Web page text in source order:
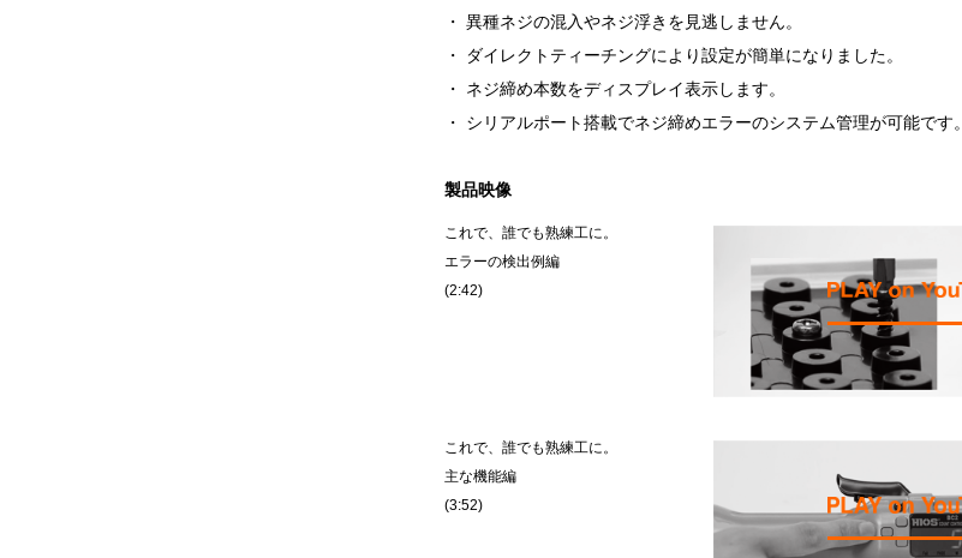
・ 異種ネジの混入やネジ浮きを見逃しません。
・ ダイレクトティーチングにより設定が簡単になりました。
・ ネジ締め本数をディスプレイ表示します。
・ シリアルポート搭載でネジ締めエラーのシステム管理が可能です。
製品映像
これで、誰でも熟練工に。
エラーの検出例編
(2:42)
これで、誰でも熟練工に。
主な機能編
(3:52)